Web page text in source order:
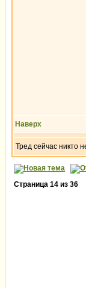
Наверх
Тред сейчас никто
Страница 14 из 36